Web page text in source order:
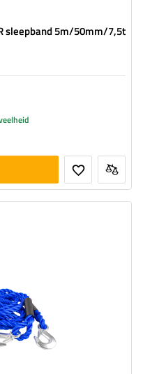
sleepband 5m/50mm/7,5t